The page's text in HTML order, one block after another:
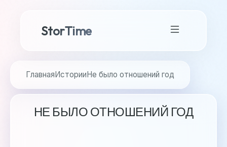
StorTime
ГлавнаяИсторииНе было отношений год
НЕ БЫЛО ОТНОШЕНИЙ ГОД